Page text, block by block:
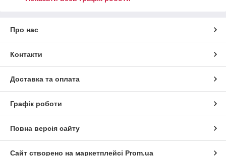
Про нас
Контакти
Доставка та оплата
Графік роботи
Повна версія сайту
Сайт створено на маркетплейсі Prom.ua